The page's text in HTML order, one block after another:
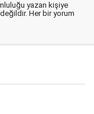
yazan kişiye
Her bir yorum